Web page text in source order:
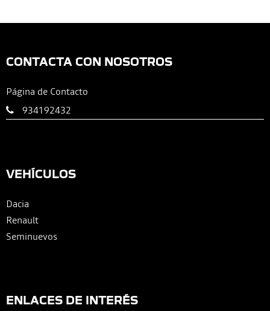
CONTACTA CON NOSOTROS
Página de Contacto
934192432
VEHÍCULOS
Dacia
Renault
Seminuevos
ENLACES DE INTERÉS